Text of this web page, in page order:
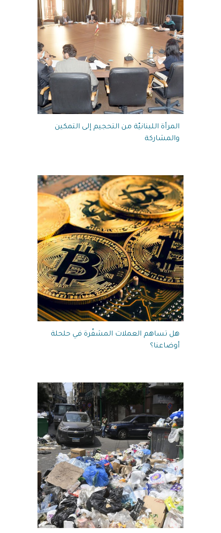
المرأة اللبنانيّة من التحجيم إلى التمكين
والمشاركة
هل تساهم العملات المشفّرة في حلحلة
أوضاعنا؟